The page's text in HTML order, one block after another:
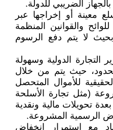
الضريبي للدولة.
معينة أو إخراجها عبر
والقوانين المنظمة
بحيث لا يتم دفع الرسوم
الدولية وسهولة
حيث يتم من خلال
للأموال المتحصل
(مثل تجارة الأسلحة
تحويلات مالية ونقدية
الرسمية المشروعة.
مع استمرار انخفاض